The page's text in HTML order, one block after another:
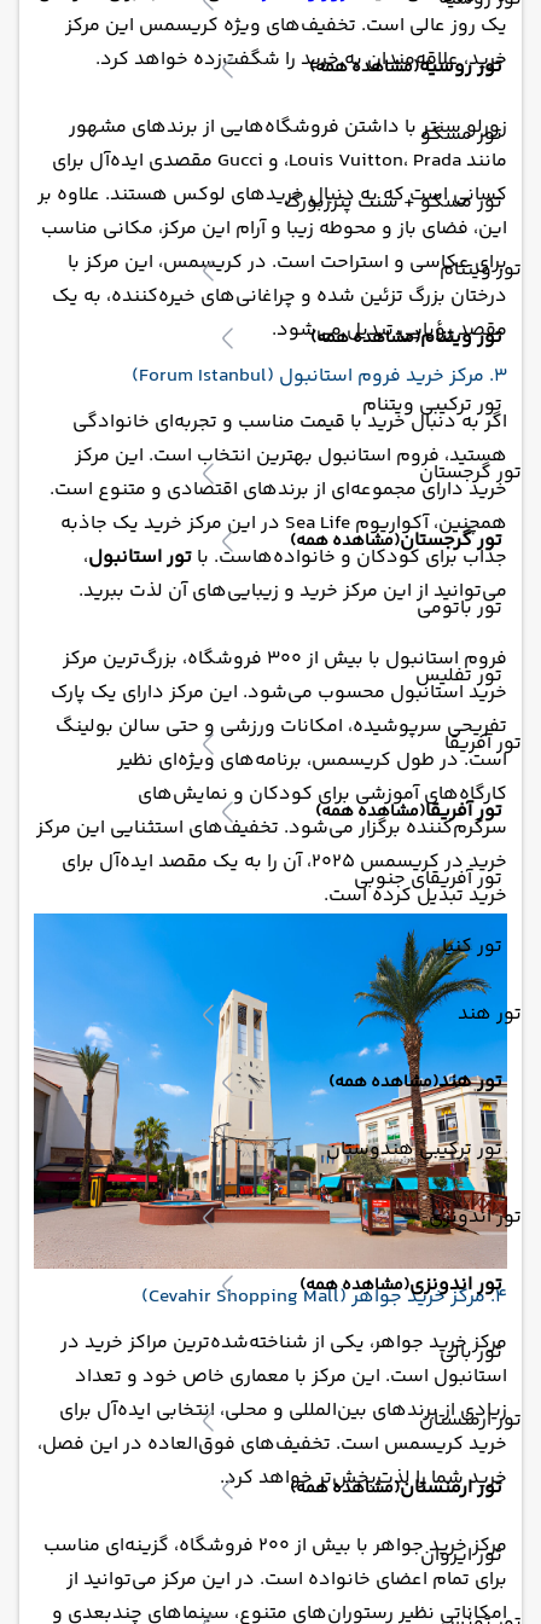
تور روسیه(مشاهده همه)
تور مسکو
تور مسکو + سنت پترزبورگ
تور ویتنام
تور ویتنام(مشاهده همه)
تور ترکیبی ویتنام
تور گرجستان
تور گرجستان(مشاهده همه)
تور باتومی
تور تفلیس
تور آفریقا
تور آفریقا(مشاهده همه)
تور آفریقای جنوبی
تور کنیا
تور هند
تور هند(مشاهده همه)
تور ترکیبی هندوستان
تور اندونزی
تور اندونزی(مشاهده همه)
تور بالی
تور ارمنستان
تور ارمنستان(مشاهده همه)
تور ایروان
یک روز عالی است. تخفیف‌های ویژه کریسمس این مرکز
خرید، علاقه‌مندان به خرید را شگفت‌زده خواهد کرد.
زورلو سنتر با داشتن فروشگاه‌هایی از برندهای مشهور
مانند Louis Vuitton، Prada، و Gucci مقصدی ایده‌آل برای
کسانی است که به دنبال خریدهای لوکس هستند. علاوه بر
این، فضای باز و محوطه زیبا و آرام این مرکز، مکانی مناسب
برای عکاسی و استراحت است. در کریسمس، این مرکز با
درختان بزرگ تزئین شده و چراغانی‌های خیره‌کننده، به یک
مقصد رؤیایی تبدیل می‌شود.
3. مرکز خرید فروم استانبول (Forum Istanbul)
اگر به دنبال خرید با قیمت مناسب و تجربه‌ای خانوادگی
هستید، فروم استانبول بهترین انتخاب است. این مرکز
خرید دارای مجموعه‌ای از برندهای اقتصادی و متنوع است.
همچنین، آکواریوم Sea Life در این مرکز خرید یک جاذبه
جذاب برای کودکان و خانواده‌هاست. با تور استانبول،
می‌توانید از این مرکز خرید و زیبایی‌های آن لذت ببرید.
فروم استانبول با بیش از 300 فروشگاه، بزرگ‌ترین مرکز
خرید استانبول محسوب می‌شود. این مرکز دارای یک پارک
تفریحی سرپوشیده، امکانات ورزشی و حتی سالن بولینگ
است. در طول کریسمس، برنامه‌های ویژه‌ای نظیر
کارگاه‌های آموزشی برای کودکان و نمایش‌های
سرگرم‌کننده برگزار می‌شود. تخفیف‌های استثنایی این مرکز
خرید در کریسمس 2025، آن را به یک مقصد ایده‌آل برای
خرید تبدیل کرده است.
4. مرکز خرید جواهر (Cevahir Shopping Mall)
مرکز خرید جواهر، یکی از شناخته‌شده‌ترین مراکز خرید در
استانبول است. این مرکز با معماری خاص خود و تعداد
زیادی از برندهای بین‌المللی و محلی، انتخابی ایده‌آل برای
خرید کریسمس است. تخفیف‌های فوق‌العاده در این فصل،
خرید شما را لذت‌بخش‌تر خواهد کرد.
مرکز خرید جواهر با بیش از 200 فروشگاه، گزینه‌ای مناسب
برای تمام اعضای خانواده است. در این مرکز می‌توانید از
امکاناتی نظیر رستوران‌های متنوع، سینماهای چندبعدی و